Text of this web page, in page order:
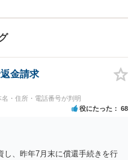
事件／企業法務
応。どうぞお気
ださい。
金請求
名・住所・電話番号が判明
役にたった 68
し、昨年7月末に償還手続きを行